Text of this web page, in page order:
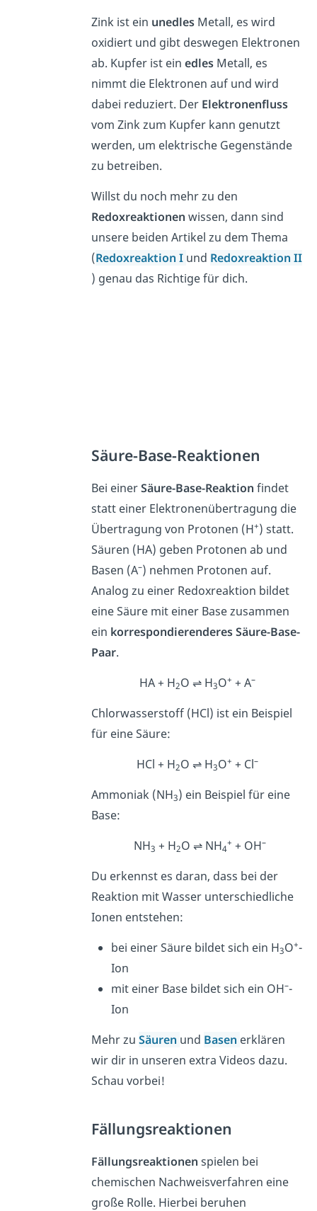
Zink ist ein unedles Metall, es wird
oxidiert und gibt deswegen Elektronen
ab. Kupfer ist einedles Metall, es
nimmt die Elektronen auf und wird
dabei reduziert. Der Elektronenfluss
vom Zink zum Kupfer kann genutzt
werden, um elektrische Gegenstände
zu betreiben.
Willst du noch mehr zu den
Redoxreaktionen wissen, dann sind
unsere beiden Artikel zu dem Thema
(Redoxreaktion I und Redoxreaktion II
) genau das Richtige für dich.
Säure-Base-Reaktionen
Bei einerSäure-Base-Reaktion findet
statt einer Elektronenübertragung die
Übertragung von Protonen (H+) statt.
Säuren (HA) geben Protonen ab und
Basen (A–) nehmen Protonen auf.
Analog zu einer Redoxreaktion bildet
eine Säure mit einer Base zusammen
ein korrespondierenderes Säure-Base-
Paar.
HA + H2O ⇌ H3O+ + A–
Chlorwasserstoff (HCl) ist ein Beispiel
für eine Säure:
HCl + H2O ⇌ H3O+ + Cl–
Ammoniak (NH3) ein Beispiel für eine
Base:
NH3 + H2O ⇌ NH4
+ + OH–
Du erkennst es daran, dass bei der
Reaktion mit Wasser unterschiedliche
Ionen entstehen:
bei einer Säure bildet sich ein H3O+-
Ion
mit einer Base bildet sich ein OH–-
Ion
Mehr zuSäuren und Basen erklären
wir dir in unseren extra Videos dazu.
Schau vorbei!
Fällungsreaktionen
Fällungsreaktionen spielen bei
chemischen Nachweisverfahren eine
große Rolle. Hierbei beruhen